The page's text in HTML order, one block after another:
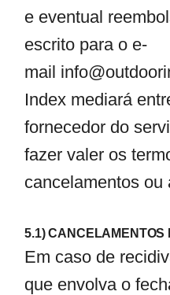
e eventual
escrito para o e-
mail
Index mediará
fornecedor do
fazer valer os
cancelamentos ou
5.1) CANCELAMENTOS
Em caso de
que envolva o